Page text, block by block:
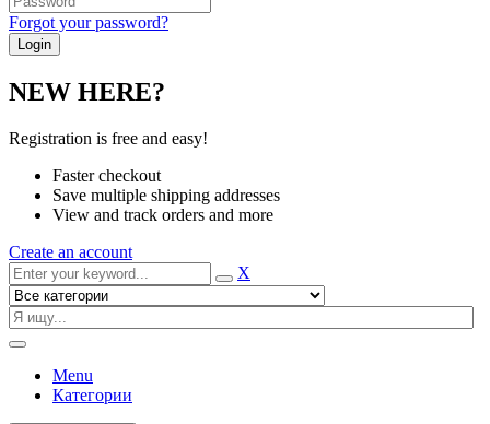
Forgot your password?
NEW HERE?
Registration is free and easy!
Faster checkout
Save multiple shipping addresses
View and track orders and more
Create an account
X
Menu
Категории